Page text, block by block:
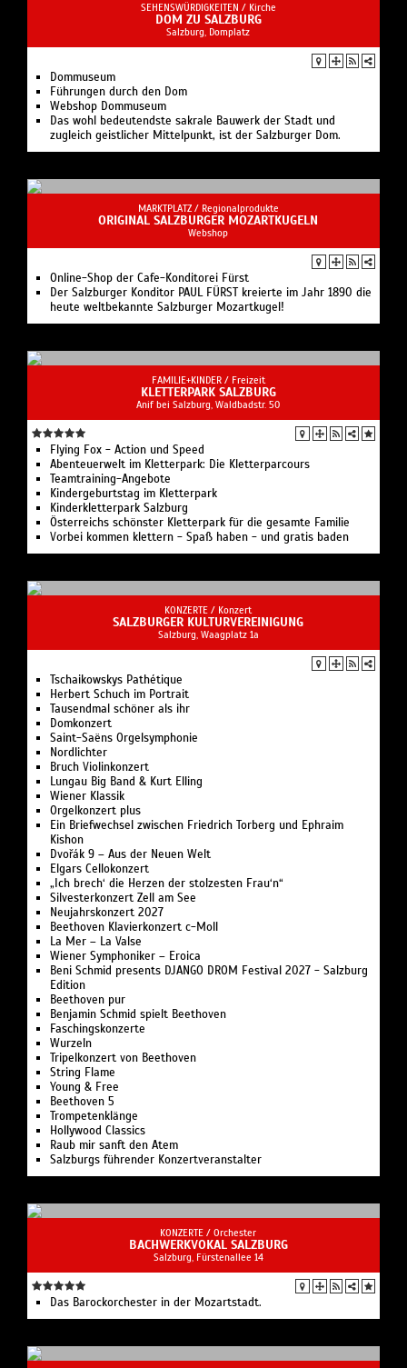
SEHENSWÜRDIGKEITEN / Kirche
DOM ZU SALZBURG
Salzburg, Domplatz
Dommuseum
Führungen durch den Dom
Webshop Dommuseum
Das wohl bedeutendste sakrale Bauwerk der Stadt und
zugleich geistlicher Mittelpunkt, ist der Salzburger Dom.
MARKTPLATZ / Regionalprodukte
ORIGINAL SALZBURGER MOZARTKUGELN
Webshop
Online-Shop der Cafe-Konditorei Fürst
Der Salzburger Konditor PAUL FÜRST kreierte im Jahr 1890 die
heute weltbekannte Salzburger Mozartkugel!
FAMILIE+KINDER / Freizeit
KLETTERPARK SALZBURG
Anif bei Salzburg, Waldbadstr. 50
Flying Fox - Action und Speed
Abenteuerwelt im Kletterpark: Die Kletterparcours
Teamtraining-Angebote
Kindergeburtstag im Kletterpark
Kinderkletterpark Salzburg
Österreichs schönster Kletterpark für die gesamte Familie
Vorbei kommen klettern - Spaß haben - und gratis baden
KONZERTE / Konzert
SALZBURGER KULTURVEREINIGUNG
Salzburg, Waagplatz 1a
Tschaikowskys Pathétique
Herbert Schuch im Portrait
Tausendmal schöner als ihr
Domkonzert
Saint-Saëns Orgelsymphonie
Nordlichter
Bruch Violinkonzert
Lungau Big Band & Kurt Elling
Wiener Klassik
Orgelkonzert plus
Ein Briefwechsel zwischen Friedrich Torberg und Ephraim
Kishon
Dvořák 9 – Aus der Neuen Welt
Elgars Cellokonzert
„Ich brech‘ die Herzen der stolzesten Frau‘n“
Silvesterkonzert Zell am See
Neujahrskonzert 2027
Beethoven Klavierkonzert c-Moll
La Mer – La Valse
Wiener Symphoniker – Eroica
Beni Schmid presents DJANGO DROM Festival 2027 - Salzburg
Edition
Beethoven pur
Benjamin Schmid spielt Beethoven
Faschingskonzerte
Wurzeln
Tripelkonzert von Beethoven
String Flame
Young & Free
Beethoven 5
Trompetenklänge
Hollywood Classics
Raub mir sanft den Atem
Salzburgs führender Konzertveranstalter
KONZERTE / Orchester
BACHWERKVOKAL SALZBURG
Salzburg, Fürstenallee 14
Das Barockorchester in der Mozartstadt.